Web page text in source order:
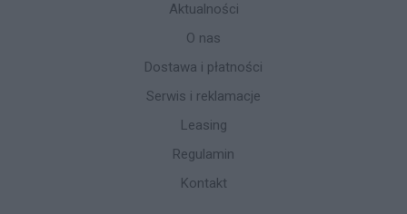
Aktualności
O nas
Dostawa i płatności
Serwis i reklamacje
Leasing
Regulamin
Kontakt